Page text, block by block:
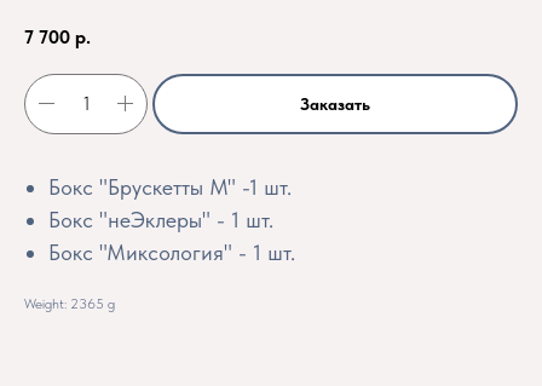
7 700 р.
Заказать
Бокс "Брускетты М" -1 шт.
Бокс "неЭклеры" - 1 шт.
Бокс "Миксология" - 1 шт.
Weight: 2365 g